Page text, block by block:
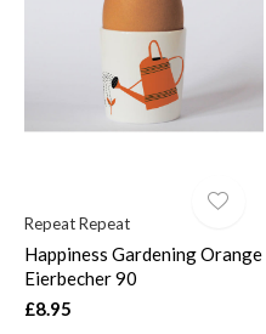
Repeat Repeat
Happiness Gardening Orange
Eierbecher 90
£8.95